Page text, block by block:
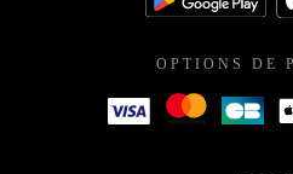
OPTIONS DE